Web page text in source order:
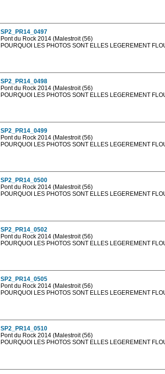
SP2_PR14_0497
Pont du Rock 2014 (Malestroit (56)
POURQUOI LES PHOTOS SONT ELLES LEGEREMENT
SP2_PR14_0498
Pont du Rock 2014 (Malestroit (56)
POURQUOI LES PHOTOS SONT ELLES LEGEREMENT
SP2_PR14_0499
Pont du Rock 2014 (Malestroit (56)
POURQUOI LES PHOTOS SONT ELLES LEGEREMENT
SP2_PR14_0500
Pont du Rock 2014 (Malestroit (56)
POURQUOI LES PHOTOS SONT ELLES LEGEREMENT
SP2_PR14_0502
Pont du Rock 2014 (Malestroit (56)
POURQUOI LES PHOTOS SONT ELLES LEGEREMENT
SP2_PR14_0505
Pont du Rock 2014 (Malestroit (56)
POURQUOI LES PHOTOS SONT ELLES LEGEREMENT
SP2_PR14_0510
Pont du Rock 2014 (Malestroit (56)
POURQUOI LES PHOTOS SONT ELLES LEGEREMENT